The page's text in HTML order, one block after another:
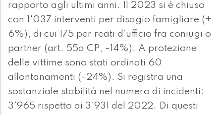
rapporto agli ultimi anni. Il 2023 si è chiuso
con 1'037 interventi per disagio famigliare (+
6%), di cui 175 per reati d’ufficio fra coniugi o
partner (art. 55a CP, -14%). A protezione
delle vittime sono stati ordinati 60
allontanamenti (-24%). Si registra una
sostanziale stabilità nel numero di incidenti:
3'965 rispetto ai 3'931 del 2022. Di questi